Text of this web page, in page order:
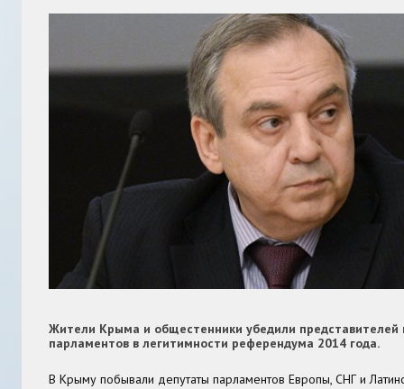
Жители Крыма и общестенники убедили представителей
парламентов в легитимности референдума 2014 года.
В Крыму побывали депутаты парламентов Европы, СНГ и